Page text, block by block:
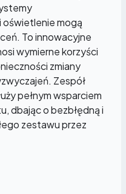
mogą
To innowacyjne
wymierne korzyści
zmiany
Zespół
pełnym wsparciem
dbając o bezbłędną i
zestawu przez